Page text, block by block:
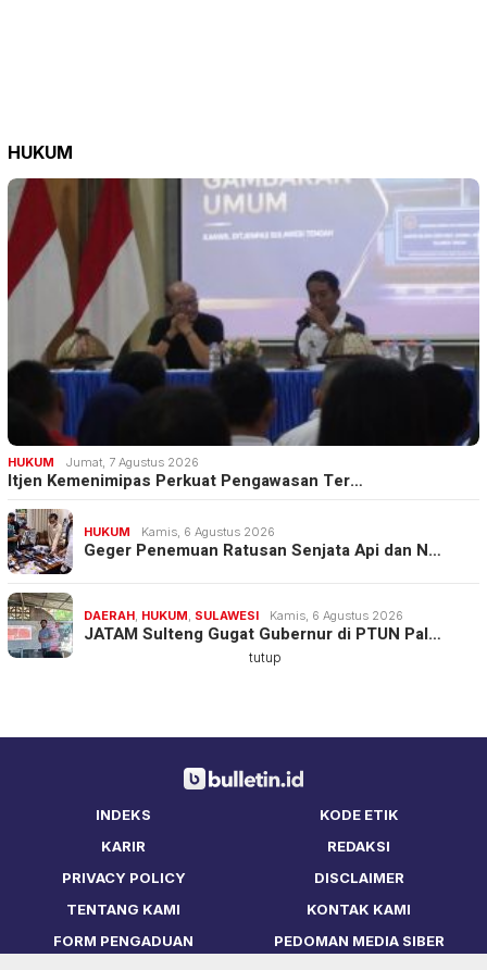
HUKUM
HUKUM Jumat, 7 Agustus 2026
Itjen Kemenimipas Perkuat Pengawasan Ter…
HUKUM Kamis, 6 Agustus 2026
Geger Penemuan Ratusan Senjata Api dan N…
DAERAH HUKUM SULAWESI Kamis, 6 Agustus 2026
JATAM Sulteng Gugat Gubernur di PTUN Pal…
INDEKS
KODE ETIK
KARIR
REDAKSI
PRIVACY POLICY
DISCLAIMER
TENTANG KAMI
KONTAK KAMI
FORM PENGADUAN
PEDOMAN MEDIA SIBER
tutup